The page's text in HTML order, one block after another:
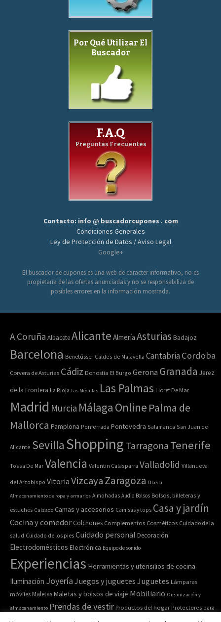
Por Qué Utilizar El
Buscador
F.A.Q
Preguntas Frecuentes
Contacto: info @ buscadorcupones . com
Condiciones Generales
Ley de Protección de Datos / Aviso Legal
Google+
El buscador de cupones es una web de caracter informativo, no es
propietaria de las ofertas anunciadas y no se responsabiliza de
posibles errores en la información mostrada.
A Coruña AlbaceteAlicante Almería Asturias Badajoz
Barcelona Benetússer Caldes de Malavella Cantabria Cordoba
Corvera de Asturias Cádiz Donostia El Burgo Gerona Granada Jerez
de la Frontera La Rioja Las Médulas Las Palmas Lloret De Mar
Madrid Murcia Málaga Online Palma de
Mallorca Pamplona Ponferrada Pontevedra Salamanca San Juan de
Alicante Sevilla Shopping Tarragona Tenerife
Tossa De Mar Valencia Valentin Calasparra Valladolid Villanueva
del Arzobispo Vitoria VizcayaZaragoza Úbeda
Almacenamiento de ropa y armarios Almohadas Audio Bolsos Bolsos, billeteras y
estuches Calzado Camas y accesorios Camisas y tops Casa y jardín
Cocina y comedor Colchones Complementos Cosméticos Cuidado de la
salud Cuidado de los pies Cuidado personal Decoración
Electrodomésticos Electrónica Equipo de sonido
Experiencias Herramientas y utensilios de cocina
Iluminación Joyería Juegos y juguetes Juguetes Lámparas
móviles MaletasMaletas y bolsos de viaje Mobiliario Organización y
almacenamiento Prendas de vestir Productos del hogar Protectores para
colchones
Pulseras Recipiente para comida Relojes de pulsera y de